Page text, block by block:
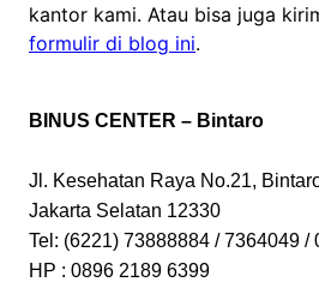
kantor kami. Atau bisa juga
formulir di blog ini.
BINUS CENTER – Bintaro
Jl. Kesehatan Raya No.21,
Jakarta Selatan 12330
Tel: (6221) 73888884 / 7364049 /
HP : 0896 2189 6399